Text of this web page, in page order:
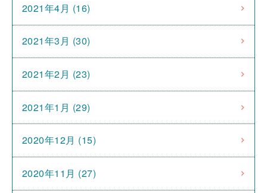
2021年4月 (16)
2021年3月 (30)
2021年2月 (23)
2021年1月 (29)
2020年12月 (15)
2020年11月 (27)